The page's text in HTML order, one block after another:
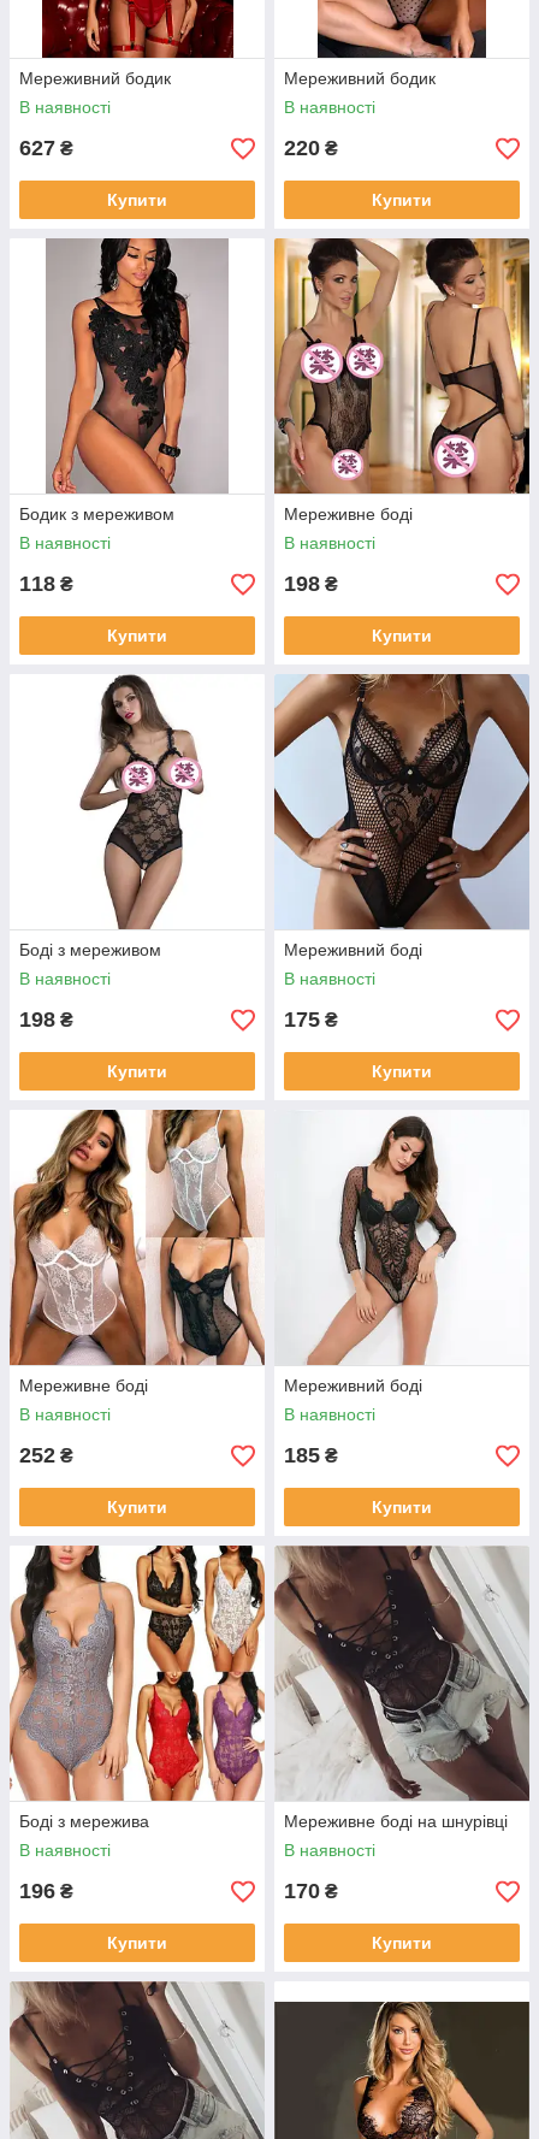
Мереживний бодик
В наявності
627 ₴
Купити
Мереживний бодик
В наявності
220 ₴
Купити
Бодик з мереживом
В наявності
118 ₴
Купити
Мереживне боді
В наявності
198 ₴
Купити
Боді з мереживом
В наявності
198 ₴
Купити
Мереживний боді
В наявності
175 ₴
Купити
Мереживне боді
В наявності
252 ₴
Купити
Мереживний боді
В наявності
185 ₴
Купити
Боді з мережива
В наявності
196 ₴
Купити
Мереживне боді на шнурівці
В наявності
170 ₴
Купити